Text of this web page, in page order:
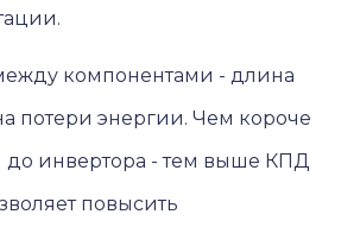
компонентами - длина
потери энергии. Чем короче
до инвертора - тем выше КПД
повысить